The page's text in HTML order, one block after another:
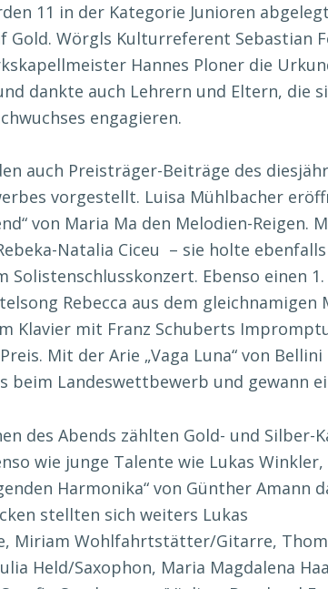
11 in der Kategorie Junioren
Gold. Wörgls Kulturreferent Sebastian
Hannes Ploner die
dankte auch Lehrern und Eltern, die
engagieren.
auch Preisträger-Beiträge des
vorgestellt. Luisa Mühlbacher
von Maria Ma den Melodien-Reigen.
Natalia Ciceu – sie holte
Solistenschlusskonzert. Ebenso einen
Rebecca aus dem gleichnamigen
Klavier mit Franz Schuberts
Mit der Arie „Vaga Luna“ von
beim Landeswettbewerb und gewann
des Abends zählten Gold- und Silber-
wie junge Talente wie Lukas
Harmonika“ von Günther Amann
stellten sich weiters Lukas
Miriam Wohlfahrtstätter/Gitarre,
Held/Saxophon, Maria Magdalena